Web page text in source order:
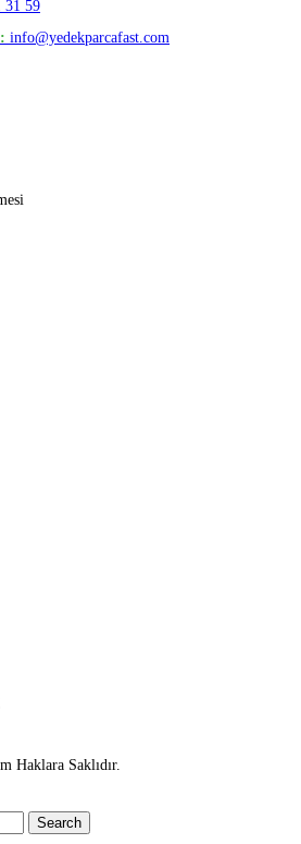
31 59
info@yedekparcafast.com
Haklara Saklıdır.
Search